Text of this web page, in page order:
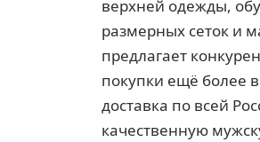
верхней одежды,
размерных сеток и
предлагает
покупки ещё более
доставка по всей
качественную